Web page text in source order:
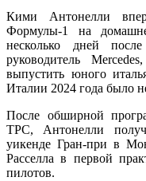
Кими Антонелли
Формулы-1 на
несколько дней
руководитель
выпустить юного
Италии 2024 года было
После обширной
TPC, Антонелли
уикенде Гран-при в
Расселла в первой
пилотов.